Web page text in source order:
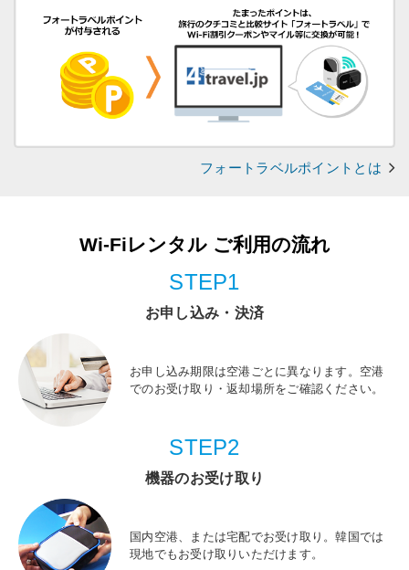
フォートラベルポイントとは
Wi-Fiレンタル ご利用の流れ
STEP1
お申し込み・決済
お申し込み期限は空港ごとに異なります。空港
でのお受け取り・返却場所をご確認ください。
STEP2
機器のお受け取り
国内空港、または宅配でお受け取り。韓国では
現地でもお受け取りいただけます。